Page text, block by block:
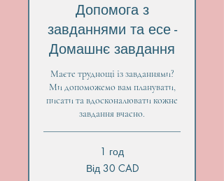
Допомога з
завданнями та есе -
Домашнє завдання
Маєте труднощі із завданнями?
Ми допоможемо вам планувати,
писати та вдосконалювати кожне
завдання вчасно.
1 год
Від 30 CAD